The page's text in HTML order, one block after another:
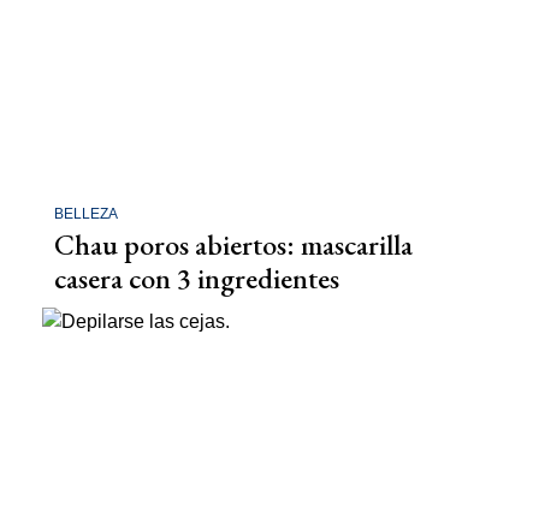
BELLEZA
Chau poros abiertos: mascarilla
casera con 3 ingredientes